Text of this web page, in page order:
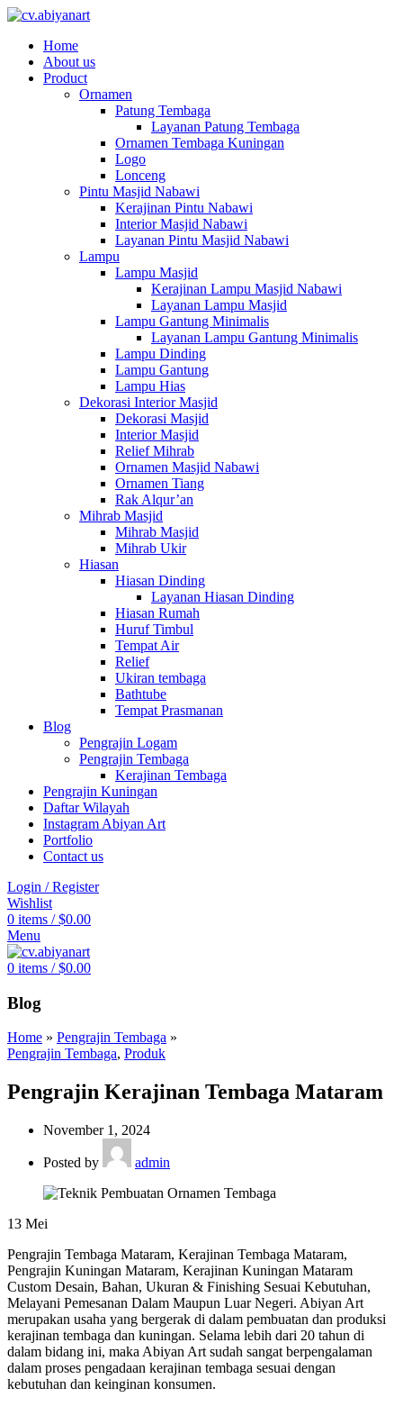
Home
About us
Product
Ornamen
Patung Tembaga
Layanan Patung Tembaga
Ornamen Tembaga Kuningan
Logo
Lonceng
Pintu Masjid Nabawi
Kerajinan Pintu Nabawi
Interior Masjid Nabawi
Layanan Pintu Masjid Nabawi
Lampu
Lampu Masjid
Kerajinan Lampu Masjid Nabawi
Layanan Lampu Masjid
Lampu Gantung Minimalis
Layanan Lampu Gantung Minimalis
Lampu Dinding
Lampu Gantung
Lampu Hias
Dekorasi Interior Masjid
Dekorasi Masjid
Interior Masjid
Relief Mihrab
Ornamen Masjid Nabawi
Ornamen Tiang
Rak Alqur’an
Mihrab Masjid
Mihrab Masjid
Mihrab Ukir
Hiasan
Hiasan Dinding
Layanan Hiasan Dinding
Hiasan Rumah
Huruf Timbul
Tempat Air
Relief
Ukiran tembaga
Bathtube
Tempat Prasmanan
Blog
Pengrajin Logam
Pengrajin Tembaga
Kerajinan Tembaga
Pengrajin Kuningan
Daftar Wilayah
Instagram Abiyan Art
Portfolio
Contact us
Login / Register
Wishlist
0 items / $0.00
Menu
0 items / $0.00
Blog
Home » Pengrajin Tembaga »
Pengrajin Tembaga, Produk
Pengrajin Kerajinan Tembaga Mataram
November 1, 2024
Posted by admin
13 Mei
Pengrajin Tembaga Mataram, Kerajinan Tembaga Mataram,
Pengrajin Kuningan Mataram, Kerajinan Kuningan Mataram
Custom Desain, Bahan, Ukuran & Finishing Sesuai Kebutuhan,
Melayani Pemesanan Dalam Maupun Luar Negeri. Abiyan Art
merupakan usaha yang bergerak di dalam pembuatan dan produksi
kerajinan tembaga dan kuningan. Selama lebih dari 20 tahun di
dalam bidang ini, maka Abiyan Art sudah sangat berpengalaman
dalam proses pengadaan kerajinan tembaga sesuai dengan
kebutuhan dan keinginan konsumen.